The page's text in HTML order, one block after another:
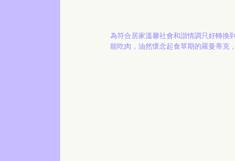
為符合居家溫馨社會和諧情調只好轉換
能吃肉，油然懷念起食草期的羅曼蒂克